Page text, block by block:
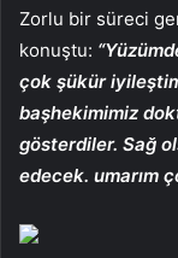
Zorlu bir süreci
konuştu:
çok şükür
başhekimimiz
gösterdiler. Sağ
edecek. umarım